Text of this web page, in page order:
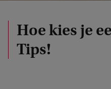
Hoe kies je
Tips!